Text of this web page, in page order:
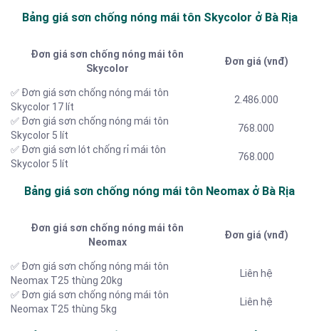
Bảng giá sơn chống nóng mái tôn Skycolor ở Bà Rịa
Đơn giá sơn chống nóng mái tôn
Skycolor
Đơn giá (vnđ)
✅ Đơn giá sơn chống nóng mái tôn
Skycolor 17 lít
2.486.000
✅ Đơn giá sơn chống nóng mái tôn
Skycolor 5 lít
768.000
✅ Đơn giá sơn lót chống rỉ mái tôn
Skycolor 5 lít
768.000
Bảng giá sơn chống nóng mái tôn Neomax ở Bà Rịa
Đơn giá sơn chống nóng mái tôn
Neomax
Đơn giá (vnđ)
✅ Đơn giá sơn chống nóng mái tôn
Neomax T25 thùng 20kg
Liên hệ
✅ Đơn giá sơn chống nóng mái tôn
Neomax T25 thùng 5kg
Liên hệ